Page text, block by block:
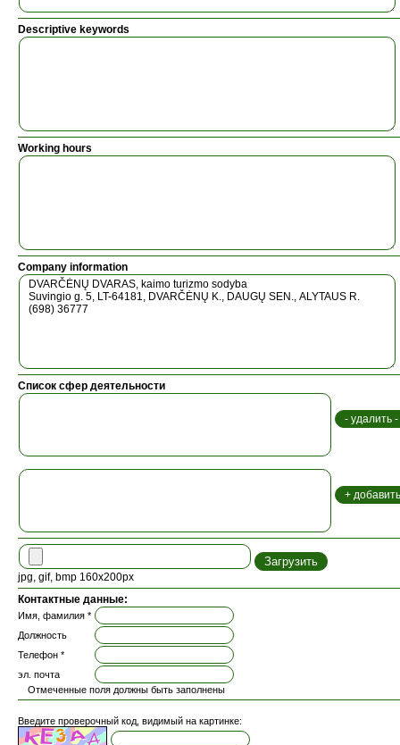
Descriptive keywords
Working hours
Company information
Список сфер деятельности
jpg, gif, bmp 160x200px
Контактные данные:
Имя, фамилия *
Должность
Телефон *
эл. почта
Отмеченные поля должны быть заполнены
Введите проверочный код, видимый на картинке: